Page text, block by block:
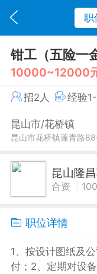
职
钳工（五险一
10000~12000
招2人 经验
昆山市/花桥镇
昆山市花桥镇蓬青路
昆山隆
合资
职位详情
1、按设计图纸及
付；2、定期对设